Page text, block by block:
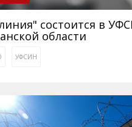
состоится в
области
УФСИН